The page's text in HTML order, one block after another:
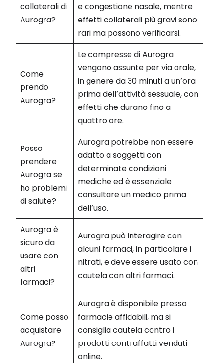
collaterali di
Aurogra?
e congestione nasale, mentre
effetti collaterali più gravi sono
rari ma possono verificarsi.
Come
prendo
Aurogra?
Le compresse di Aurogra
vengono assunte per via orale,
in genere da 30 minuti a un’ora
prima dell’attività sessuale, con
effetti che durano fino a
quattro ore.
Posso
prendere
Aurogra se
ho problemi
di salute?
Aurogra potrebbe non essere
adatto a soggetti con
determinate condizioni
mediche ed è essenziale
consultare un medico prima
dell’uso.
Aurogra è
sicuro da
usare con
altri
farmaci?
Aurogra può interagire con
alcuni farmaci, in particolare i
nitrati, e deve essere usato con
cautela con altri farmaci.
Come posso
acquistare
Aurogra?
Aurogra è disponibile presso
farmacie affidabili, ma si
consiglia cautela contro i
prodotti contraffatti venduti
online.